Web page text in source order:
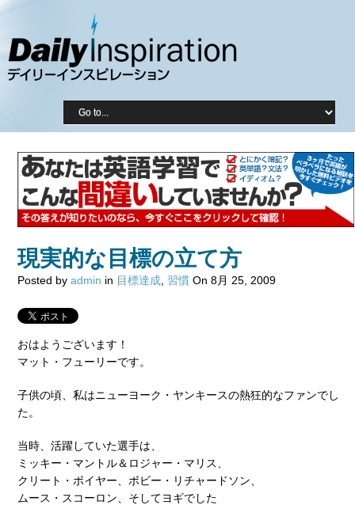
現実的な目標の立て方
Posted by admin in 目標達成 習慣 On 8月 25, 2009
おはようございます！
マット・フューリーです。
子供の頃、私はニューヨーク・ヤンキースの熱狂的なファンでし
た。
当時、活躍していた選手は、
ミッキー・マントル＆ロジャー・マリス、
クリート・ボイヤー、ボビー・リチャードソン、
ムース・スコーロン、そしてヨギでした